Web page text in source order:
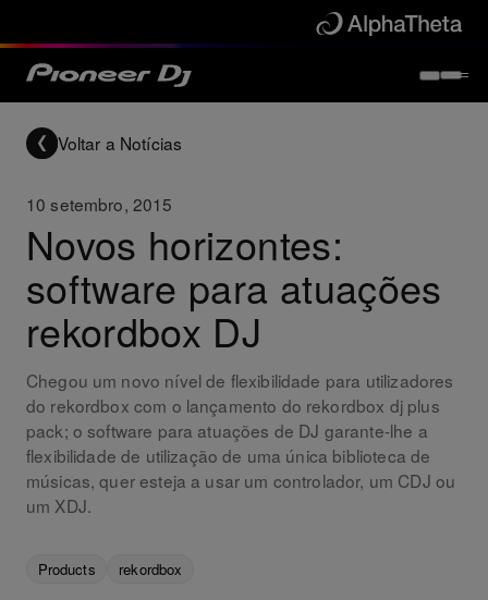
Voltar a Notícias
10 setembro, 2015
Novos horizontes:
software para atuações
rekordbox DJ
Chegou um novo nível de flexibilidade para utilizadores
do rekordbox com o lançamento do rekordbox dj plus
pack; o software para atuações de DJ garante-lhe a
flexibilidade de utilização de uma única biblioteca de
músicas, quer esteja a usar um controlador, um CDJ ou
um XDJ.
Products rekordbox